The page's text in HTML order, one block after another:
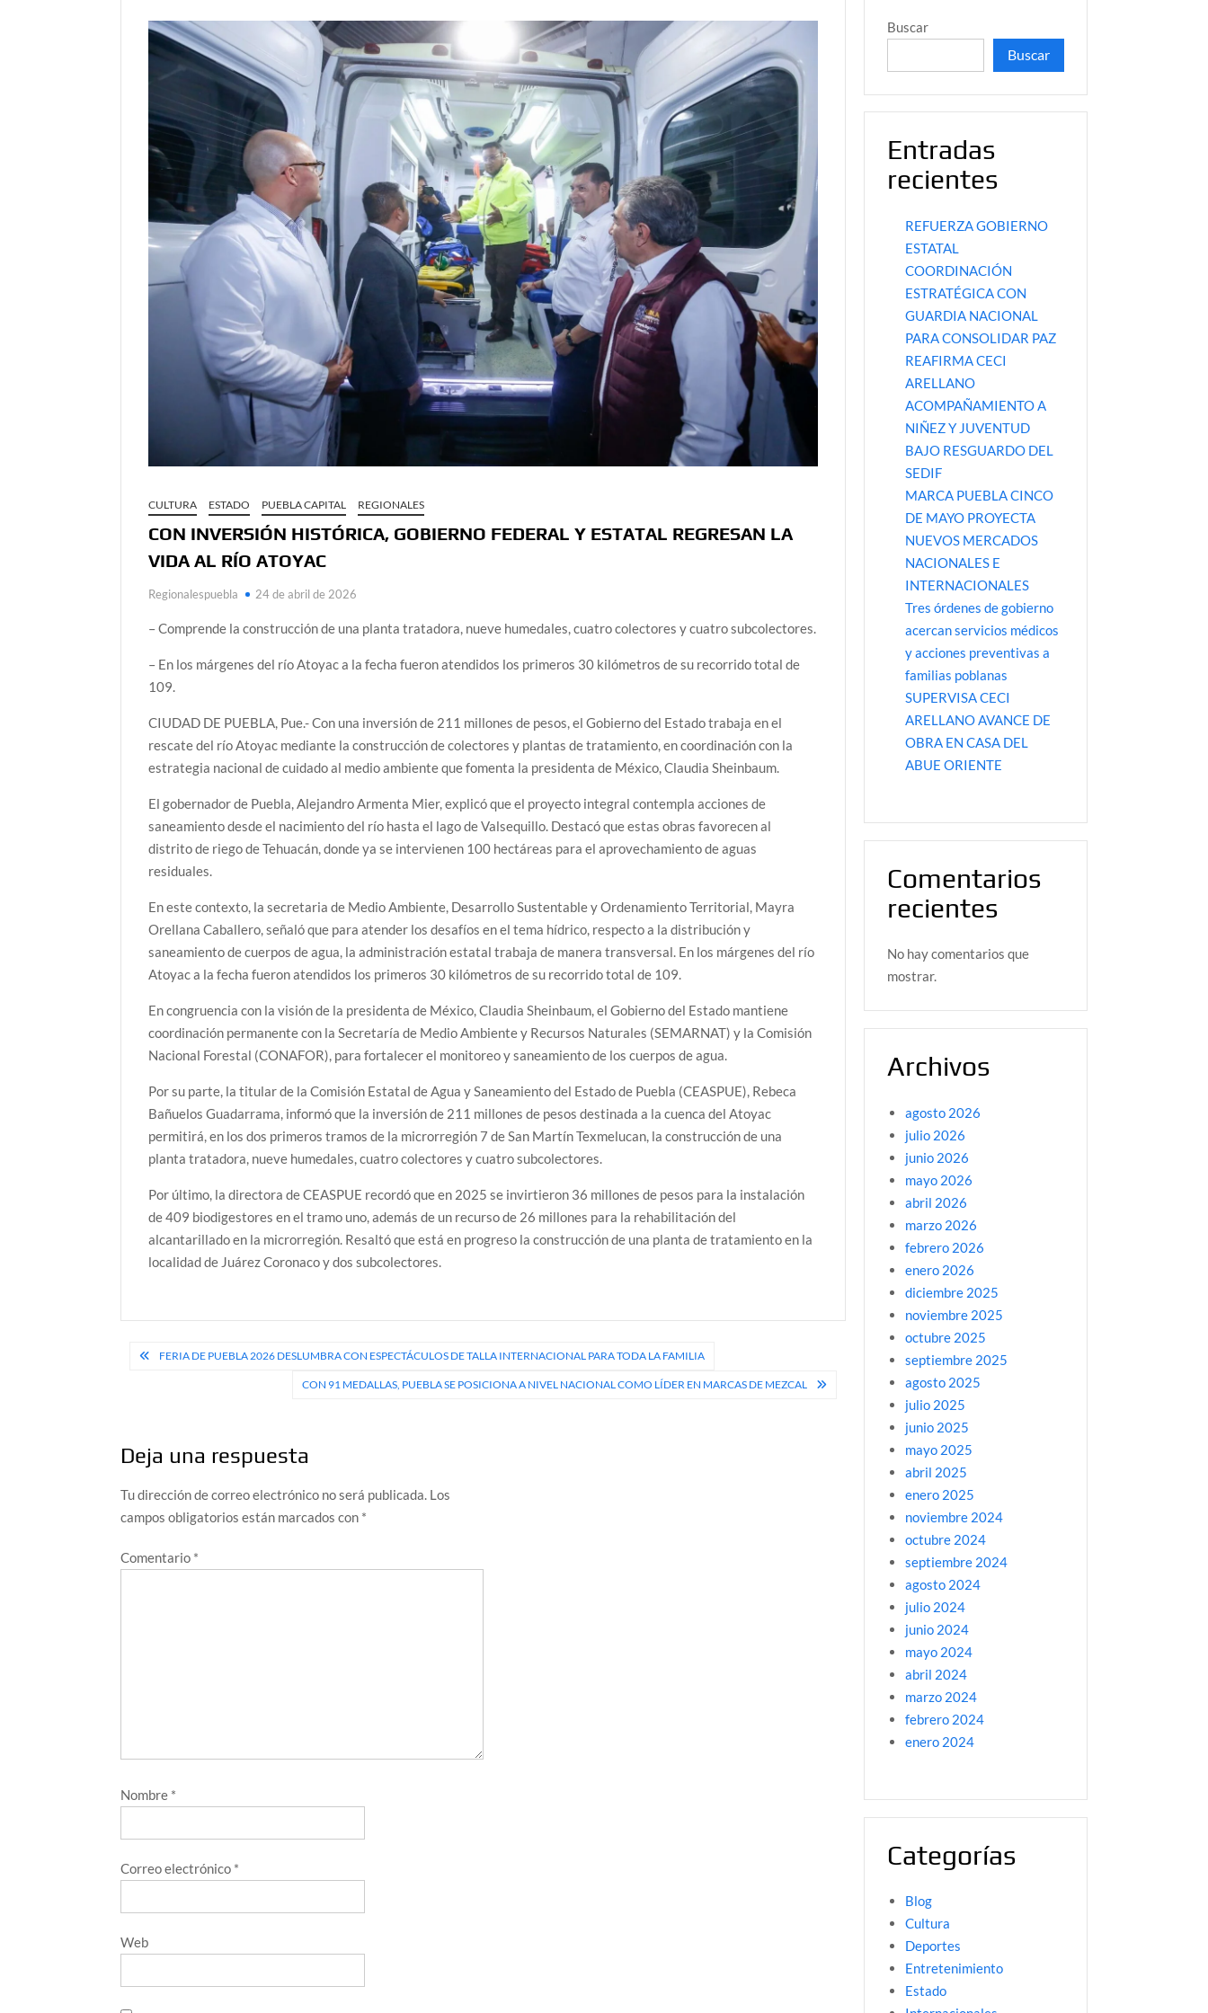
CULTURA ESTADO PUEBLA CAPITAL REGIONALES
CON INVERSIÓN HISTÓRICA, GOBIERNO FEDERAL Y ESTATAL REGRESAN LA
VIDA AL RÍO ATOYAC
Regionalespuebla 24 de abril de 2026
– Comprende la construcción de una planta tratadora, nueve humedales, cuatro colectores y cuatro subcolectores.
– En los márgenes del río Atoyac a la fecha fueron atendidos los primeros 30 kilómetros de su recorrido total de
109.
CIUDAD DE PUEBLA, Pue.- Con una inversión de 211 millones de pesos, el Gobierno del Estado trabaja en el
rescate del río Atoyac mediante la construcción de colectores y plantas de tratamiento, en coordinación con la
estrategia nacional de cuidado al medio ambiente que fomenta la presidenta de México, Claudia Sheinbaum.
El gobernador de Puebla, Alejandro Armenta Mier, explicó que el proyecto integral contempla acciones de
saneamiento desde el nacimiento del río hasta el lago de Valsequillo. Destacó que estas obras favorecen al
distrito de riego de Tehuacán, donde ya se intervienen 100 hectáreas para el aprovechamiento de aguas
residuales.
En este contexto, la secretaria de Medio Ambiente, Desarrollo Sustentable y Ordenamiento Territorial, Mayra
Orellana Caballero, señaló que para atender los desafíos en el tema hídrico, respecto a la distribución y
saneamiento de cuerpos de agua, la administración estatal trabaja de manera transversal. En los márgenes del río
Atoyac a la fecha fueron atendidos los primeros 30 kilómetros de su recorrido total de 109.
En congruencia con la visión de la presidenta de México, Claudia Sheinbaum, el Gobierno del Estado mantiene
coordinación permanente con la Secretaría de Medio Ambiente y Recursos Naturales (SEMARNAT) y la Comisión
Nacional Forestal (CONAFOR), para fortalecer el monitoreo y saneamiento de los cuerpos de agua.
Por su parte, la titular de la Comisión Estatal de Agua y Saneamiento del Estado de Puebla (CEASPUE), Rebeca
Bañuelos Guadarrama, informó que la inversión de 211 millones de pesos destinada a la cuenca del Atoyac
permitirá, en los dos primeros tramos de la microrregión 7 de San Martín Texmelucan, la construcción de una
planta tratadora, nueve humedales, cuatro colectores y cuatro subcolectores.
Por último, la directora de CEASPUE recordó que en 2025 se invirtieron 36 millones de pesos para la instalación
de 409 biodigestores en el tramo uno, además de un recurso de 26 millones para la rehabilitación del
alcantarillado en la microrregión. Resaltó que está en progreso la construcción de una planta de tratamiento en la
localidad de Juárez Coronaco y dos subcolectores.
Navegación
FERIA DE PUEBLA 2026 DESLUMBRA CON ESPECTÁCULOS DE TALLA INTERNACIONAL PARA TODA LA FAMILIA
CON 91 MEDALLAS, PUEBLA SE POSICIONA A NIVEL NACIONAL COMO LÍDER EN MARCAS DE MEZCAL
Deja una respuesta
Tu dirección de correo electrónico no será publicada. Los
campos obligatorios están marcados con *
Comentario *
Nombre *
Correo electrónico *
Web
Buscar
Buscar
Entradas
recientes
REFUERZA GOBIERNO
ESTATAL
COORDINACIÓN
ESTRATÉGICA CON
GUARDIA NACIONAL
PARA CONSOLIDAR PAZ
REAFIRMA CECI
ARELLANO
ACOMPAÑAMIENTO A
NIÑEZ Y JUVENTUD
BAJO RESGUARDO DEL
SEDIF
MARCA PUEBLA CINCO
DE MAYO PROYECTA
NUEVOS MERCADOS
NACIONALES E
INTERNACIONALES
Tres órdenes de gobierno
acercan servicios médicos
y acciones preventivas a
familias poblanas
SUPERVISA CECI
ARELLANO AVANCE DE
OBRA EN CASA DEL
ABUE ORIENTE
Comentarios
recientes
No hay comentarios que
mostrar.
Archivos
agosto 2026
julio 2026
junio 2026
mayo 2026
abril 2026
marzo 2026
febrero 2026
enero 2026
diciembre 2025
noviembre 2025
octubre 2025
septiembre 2025
agosto 2025
julio 2025
junio 2025
mayo 2025
abril 2025
enero 2025
noviembre 2024
octubre 2024
septiembre 2024
agosto 2024
julio 2024
junio 2024
mayo 2024
abril 2024
marzo 2024
febrero 2024
enero 2024
Categorías
Blog
Cultura
Deportes
Entretenimiento
Estado